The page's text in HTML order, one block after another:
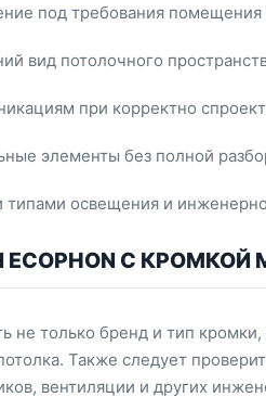
под требования помещения
вид потолочного
при корректно
элементы без полной
освещения и
С КРОМКОЙ
не только бренд и тип
Также следует
вентиляции и других